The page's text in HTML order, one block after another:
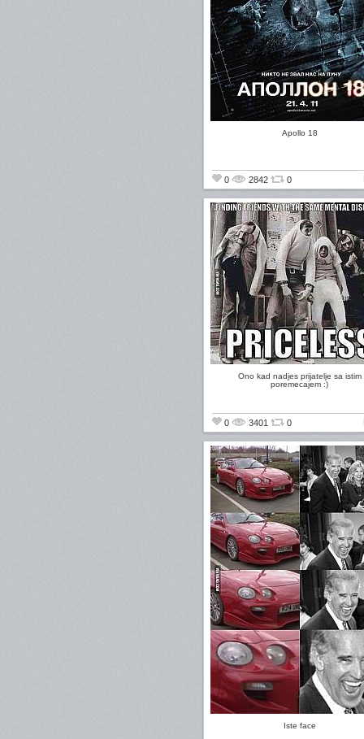
Apollo 18
0 2842 0
Ono kad nadjes prijatelje sa istim
poremecajem :)
0 3401 0
Iste face